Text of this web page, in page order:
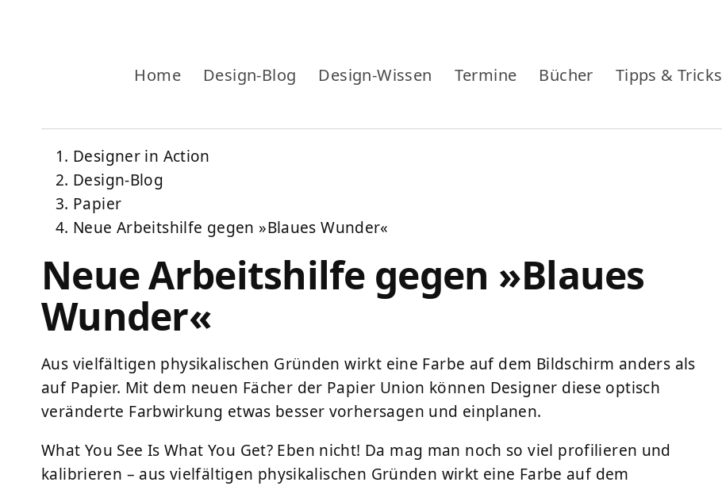
Home Design-Blog Design-Wissen Termine Bücher Tipps & Tricks
Designer in Action
Design-Blog
Papier
Neue Arbeitshilfe gegen »Blaues Wunder«
Neue Arbeitshilfe gegen »Blaues
Wunder«
Aus vielfältigen physikalischen Gründen wirkt eine Farbe auf dem Bildschirm anders als
auf Papier. Mit dem neuen Fächer der Papier Union können Designer diese optisch
veränderte Farbwirkung etwas besser vorhersagen und einplanen.
What You See Is What You Get? Eben nicht! Da mag man noch so viel profilieren und
kalibrieren – aus vielfältigen physikalischen Gründen wirkt eine Farbe auf dem